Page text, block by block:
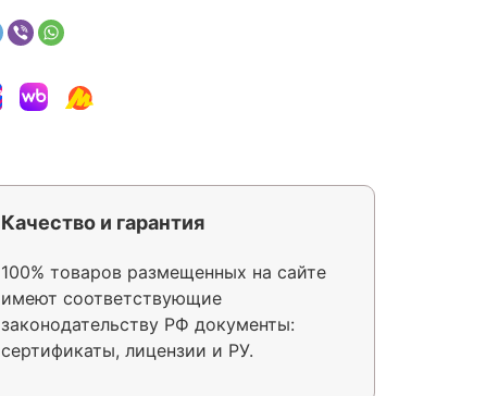
Качество и гарантия
100% товаров размещенных на сайте
имеют соответствующие
законодательству РФ документы:
сертификаты, лицензии и РУ.